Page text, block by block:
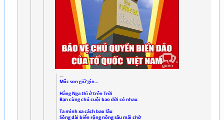
Mốc son giữ gìn…
Hằng Nga thì ở trên Trời
Bạn cùng chú cuội bao đời có nhau
Ta mình xa cách bao lâu
Sông dài biển rộng nông sâu mãi chờ